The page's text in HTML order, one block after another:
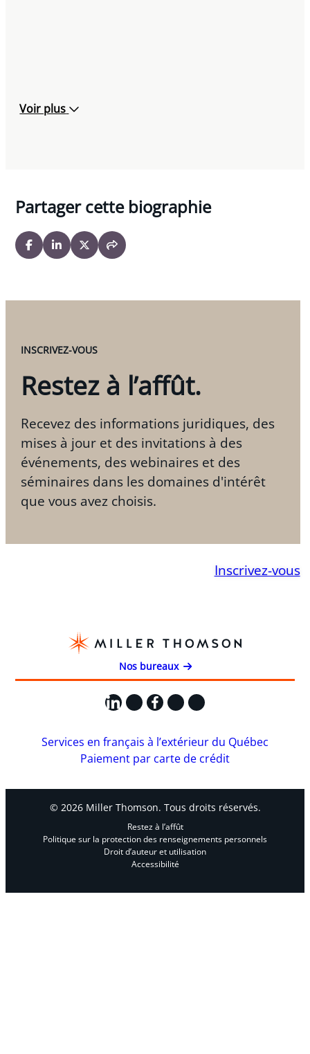
Voir plus
Partager cette biographie
INSCRIVEZ-VOUS
Restez à l’affût.
Recevez des informations juridiques, des
mises à jour et des invitations à des
événements, des webinaires et des
séminaires dans les domaines d'intérêt
que vous avez choisis.
Inscrivez-vous
Nos bureaux
LinkedIn
X Facebook
Instagram
YouTube
Services en français à l’extérieur du Québec
Paiement par carte de crédit
© 2026 Miller Thomson. Tous droits réservés.
Restez à l’affût
Politique sur la protection des renseignements personnels
Droit d’auteur et utilisation
Accessibilité